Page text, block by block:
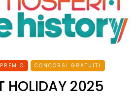
CONCORSI GRATUITI
HOLIDAY 2025